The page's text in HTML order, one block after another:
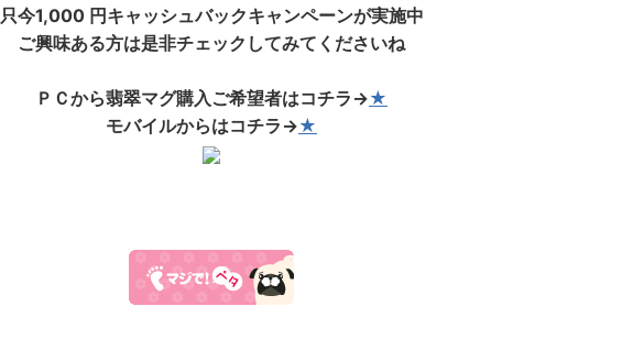
只今1,000 円キャッシュバックキャンペーンが実施中
ご興味ある方は是非チェックしてみてくださいね
ＰＣから翡翠マグ購入ご希望者はコチラ→★
モバイルからはコチラ→★